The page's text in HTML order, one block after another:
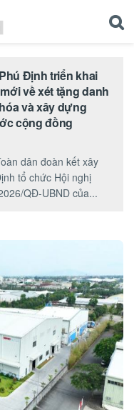
Định triển khai
về xét tặng danh
và xây dựng
cộng đồng
dân đoàn kết xây
tổ chức Hội nghị
QĐ-UBND của...